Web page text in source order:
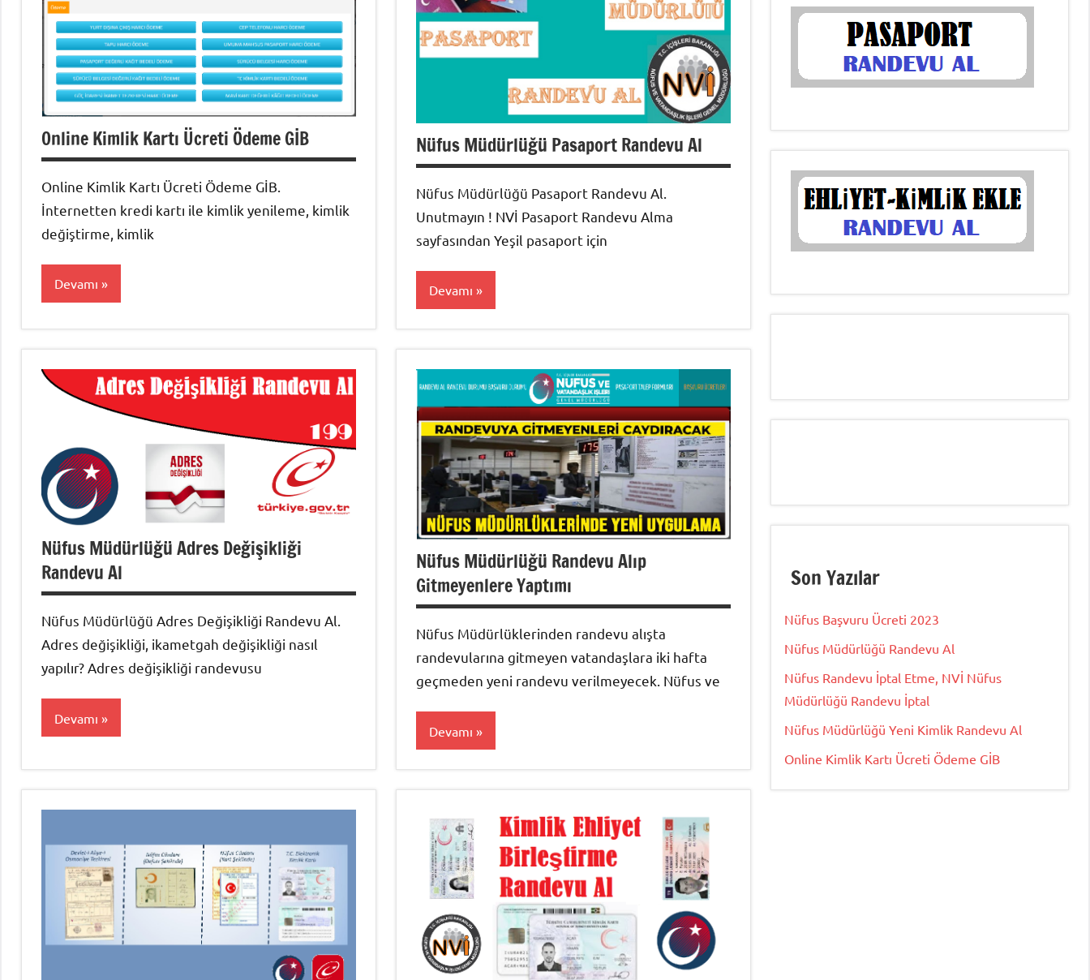
Online Kimlik Kartı Ücreti Ödeme GİB
Online Kimlik Kartı Ücreti Ödeme GİB.
İnternetten kredi kartı ile kimlik yenileme, kimlik
değiştirme, kimlik
Devamı
Nüfus Müdürlüğü Pasaport Randevu Al
Nüfus Müdürlüğü Pasaport Randevu Al.
Unutmayın ! NVİ Pasaport Randevu Alma
sayfasından Yeşil pasaport için
Devamı
Nüfus Müdürlüğü Adres Değişikliği
Randevu Al
Nüfus Müdürlüğü Adres Değişikliği Randevu Al.
Adres değişikliği, ikametgah değişikliği nasıl
yapılır? Adres değişikliği randevusu
Devamı
Randevu
Al
Nüfus Müdürlüğü Randevu Alıp
Gitmeyenlere Yaptımı
Nüfus Müdürlüklerinden randevu alışta
randevularına gitmeyen vatandaşlara iki hafta
geçmeden yeni randevu verilmeyecek. Nüfus ve
Devamı
Son Yazılar
Nüfus Başvuru Ücreti 2023
Nüfus Müdürlüğü Randevu Al
Nüfus Randevu İptal Etme, NVİ Nüfus
Müdürlüğü Randevu İptal
Nüfus Müdürlüğü Yeni Kimlik Randevu Al
Online Kimlik Kartı Ücreti Ödeme GİB